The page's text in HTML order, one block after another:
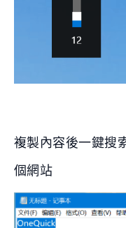
複製內容後一鍵搜
個網站